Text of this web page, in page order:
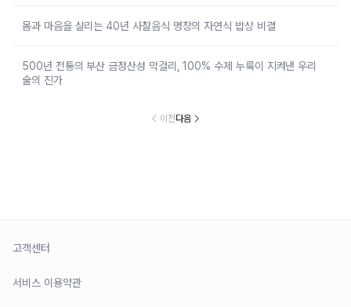
몸과 마음을 살리는 40년 사찰음식 명장의 자연식 밥상 비결
500년 전통의 부산 금정산성 막걸리, 100% 수제 누룩이 지켜낸 우리
술의 진가
이전다음
고객센터
서비스 이용약관